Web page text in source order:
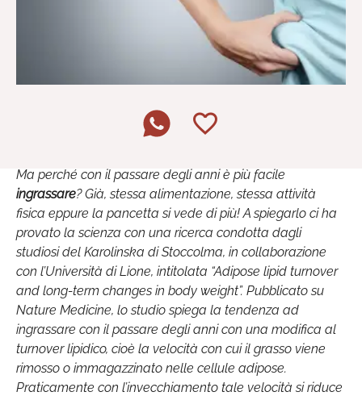
Ma perché con il passare degli anni è più facile
ingrassare? Già, stessa alimentazione, stessa attività
fisica eppure la pancetta si vede di più! A spiegarlo ci ha
provato la scienza con una ricerca condotta dagli
studiosi del Karolinska di Stoccolma, in collaborazione
con l’Università di Lione, intitolata “Adipose lipid turnover
and long-term changes in body weight”. Pubblicato su
Nature Medicine, lo studio spiega la tendenza ad
ingrassare con il passare degli anni con una modifica al
turnover lipidico, cioè la velocità con cui il grasso viene
rimosso o immagazzinato nelle cellule adipose.
Praticamente con l’invecchiamento tale velocità si riduce